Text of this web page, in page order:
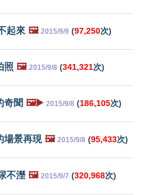
起來 🖼️ 2015/9/9 (97,250次)
照 🖼️ 2015/9/8 (341,321次)
奇聞 🖼️▶️ 2015/9/8 (186,105次)
場景再現 🖼️ 2015/9/8 (95,433次)
不溼 🖼️ 2015/9/7 (320,968次)